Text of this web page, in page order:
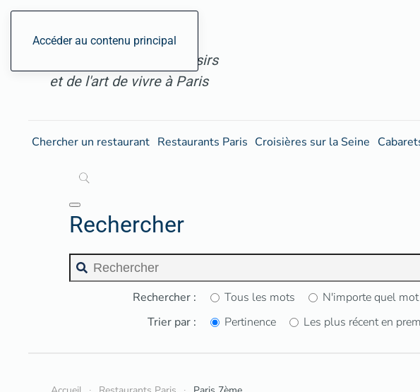
Accéder au contenu principal
ParisGourmand, le site
des restaurants, des loisirs
et de l'art de vivre à Paris
Chercher un restaurant Restaurants Paris Croisières sur la Seine
Rechercher
Rechercher : Tous les mots N'importe quel mot
Trier par :
Pertinence Les plus récent en